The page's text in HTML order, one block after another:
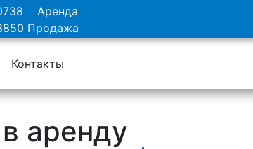
Аренда
Продажа
Контакты
аренду